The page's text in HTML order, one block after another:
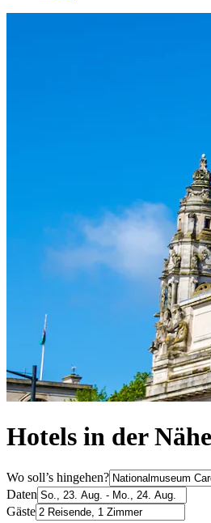
Hotels in der
Wo soll’s hingehen?
Daten
Gäste